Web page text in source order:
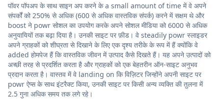
पॉवर पॉपअप के साथ साइन अप करने के a small amount of time में वे अपने
संपर्कों को 250% से अधिक (600 से अधिक वास्तविक संपर्क) करने में सक्षम थे और
boost ने powr सोशल का उपयोग करके अपने सोशल मीडिया को 6000 से अधिक
अनुयायियों तक बढ़ा दिया है। उनकी साइट पर फ़ीड। वे steadily powr स्लाइडर
अपने ग्राहकों को शीघ्रता से दिखाने के लिए एक दृश्य तरीके के रूप में हैं क्योंकि वे
added होमपेज हैं कि वास्तविक जीवन में उत्पाद कैसे दिखते हैं। यह अपने उत्पादों को
अच्छी तरह से प्रदर्शित करता है और ग्राहकों को एक बेहतरीन ऑन-साइट अनुभव
प्रदान करता है। वास्तव में वे landing on कि विज़िटर जिन्होंने अपनी साइट पर
powr ऐप्स के साथ इंटरैक्ट किया, उनकी साइट पर किसी अन्य व्यक्ति की तुलना में
2.5 गुना अधिक समय तक लगे रहे।